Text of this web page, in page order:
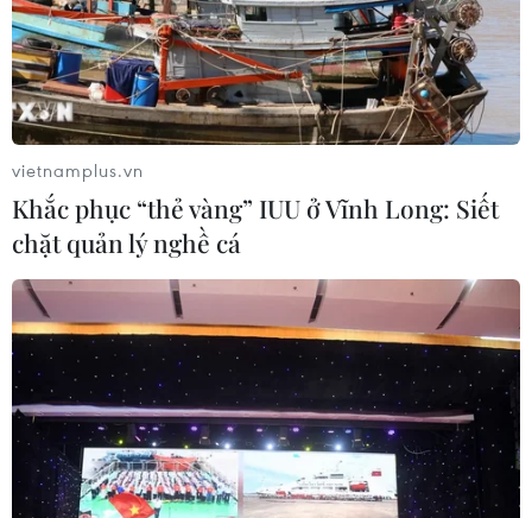
Nghị quyết số 80-NQ/TW:
Hải Phòng - bản sắc cửa
biển và chiều sâu văn hóa
07/08/2026 03:08
Chiến dịch 500 ngày đêm:
Lặng thầm viết tiếp hành
trình trở về của các liệt sỹ
Lào Cai khẩn trương tìm
kiếm 2 người mất tích do
mưa lũ
07/08/2026 03:04
Hà Nội cảnh báo về việc sử
dụng tế bào gốc trong
khám chữa bệnh, làm đẹp
07/08/2026 03:03
vietnamplus.vn
Khắc phục “thẻ vàng” IUU ở Vĩnh Long: Siết
chặt quản lý nghề cá